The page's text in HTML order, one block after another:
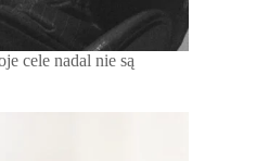
cele nadal nie są